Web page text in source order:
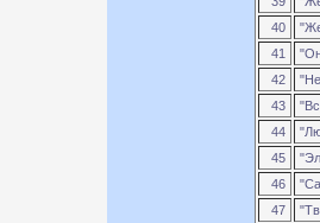
40
41
42
43
44
45
46
47